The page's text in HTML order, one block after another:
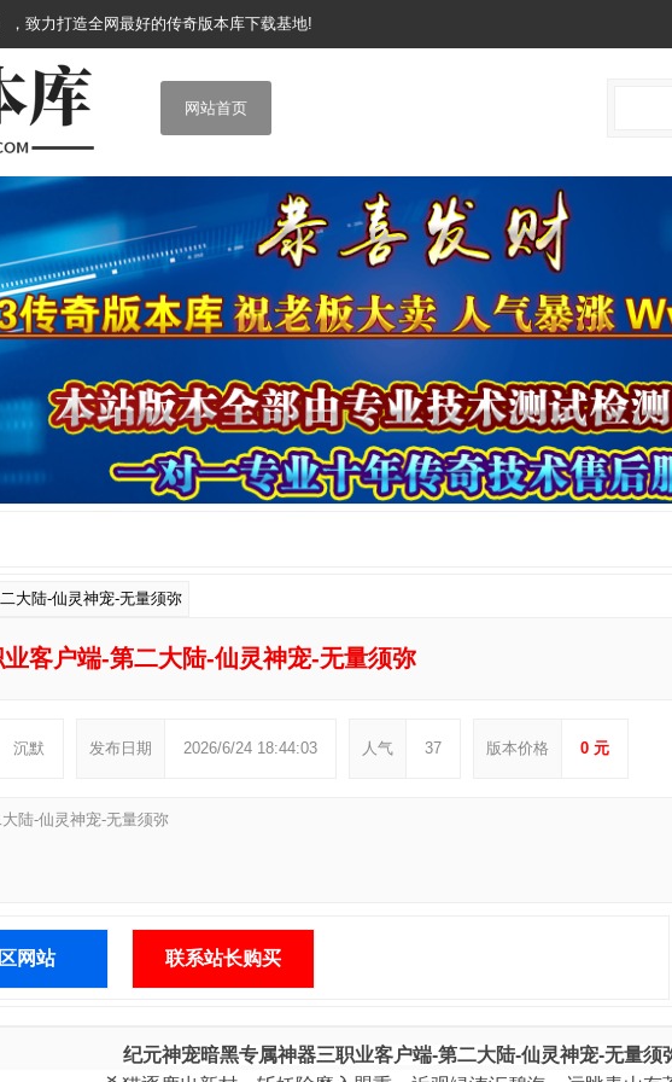
，致力打造全网最好的传奇版本库下载基地!
网站首页
客户端-第二大陆-仙灵神宠-无量须弥
沉默 发布日期 2026/6/24 18:44:03 人气 37 版本价格 0 元
陆-仙灵神宠-无量须弥
网站 联系站长购买
纪元神宠暗黑专属神器三职业客户端-第二大陆-仙灵神宠-无量须